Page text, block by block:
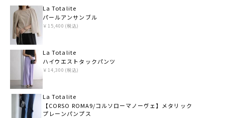
La Totalite
パールアンサンブル
￥15,400(税込)
La Totalite
ハイウエストタックパンツ
￥14,300(税込)
La Totalite
【CORSO ROMA9/コルソローマノーヴェ】メタリック
プレーンパンプス